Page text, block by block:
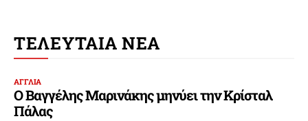
ΤΕΛΕΥΤΑΙΑ ΝΕΑ
ΑΓΓΛΙΑ
Ο Βαγγέλης Μαρινάκης μηνύει την Κρίσταλ
Πάλας